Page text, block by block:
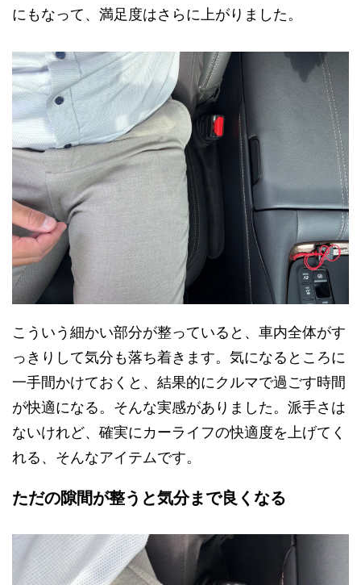
にもなって、満足度はさらに上がりました。
こういう細かい部分が整っていると、車内全体がす
っきりして気分も落ち着きます。気になるところに
一手間かけておくと、結果的にクルマで過ごす時間
が快適になる。そんな実感がありました。派手さは
ないけれど、確実にカーライフの快適度を上げてく
れる、そんなアイテムです。
ただの隙間が整うと気分まで良くなる